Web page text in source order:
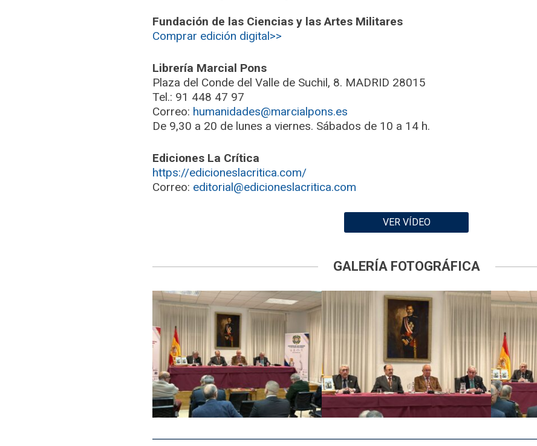
Fundación de las Ciencias y las Artes Militares
Comprar edición digital>>
Librería Marcial Pons
Plaza del Conde del Valle de Suchil, 8. MADRID 28015
Tel.: 91 448 47 97
Correo: humanidades@marcialpons.es
De 9,30 a 20 de lunes a viernes. Sábados de 10 a 14 h.
Ediciones La Crítica
https://edicioneslacritica.com/
Correo: editorial@edicioneslacritica.com
VER VÍDEO
GALERÍA FOTOGRÁFICA